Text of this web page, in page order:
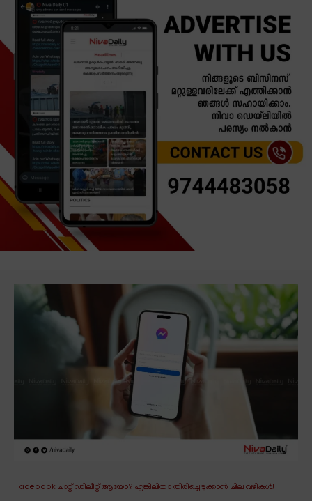
Facebook ചാറ്റ് ഡിലീറ്റ് ആയോ? എങ്കിലിതാ തിരിച്ചെടുക്കാൻ ചില വഴികൾ!